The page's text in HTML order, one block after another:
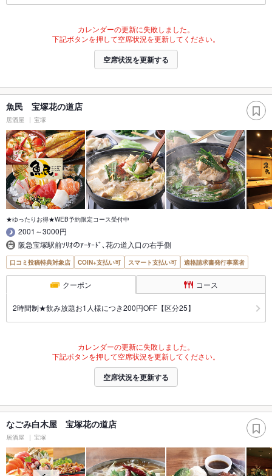
カレンダーの更新に失敗しました。
下記ボタンを押して空席状況を更新してください。
空席状況を更新する
魚民 宝塚花の道店
居酒屋 宝塚
★ゆったりお得★WEB予約限定コース受付中
2001～3000円
阪急宝塚駅前ｿﾘｵのｱｰｹｰﾄﾞ､花の道入口の右手側
口コミ投稿特典対象店 COIN+支払い可 スマート支払い可 適格請求書発行事業者
クーポン コース
2時間制★飲み放題お1人様につき200円OFF【区分25】
カレンダーの更新に失敗しました。
下記ボタンを押して空席状況を更新してください。
空席状況を更新する
なごみ白木屋 宝塚花の道店
居酒屋 宝塚